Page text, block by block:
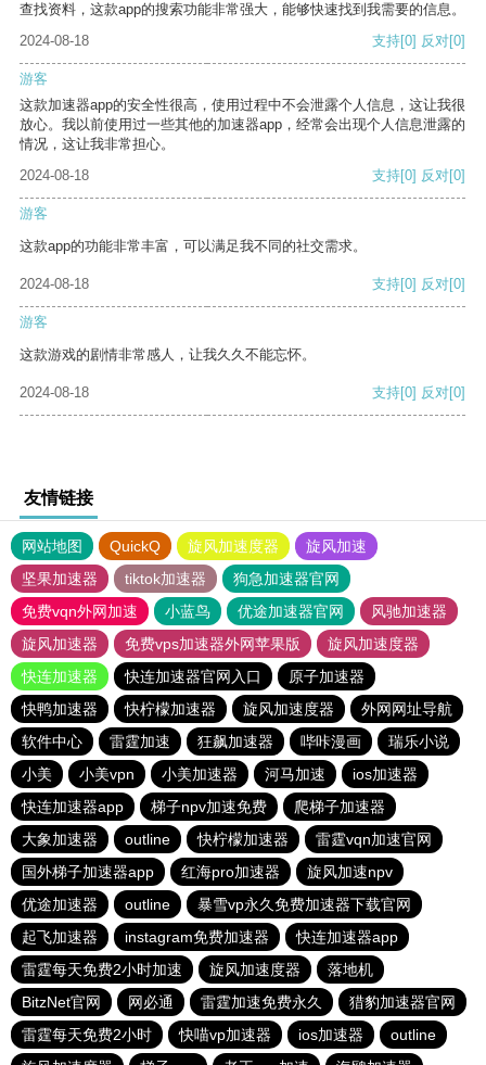
查找资料，这款app的搜索功能非常强大，能够快速找到我需要的信息。
2024-08-18
支持[0] 反对[0]
游客
这款加速器app的安全性很高，使用过程中不会泄露个人信息，这让我很
放心。我以前使用过一些其他的加速器app，经常会出现个人信息泄露的
情况，这让我非常担心。
2024-08-18
支持[0] 反对[0]
游客
这款app的功能非常丰富，可以满足我不同的社交需求。
2024-08-18 支持[0] 反对[0]
游客
这款游戏的剧情非常感人，让我久久不能忘怀。
2024-08-18 支持[0] 反对[0]
友情链接
网站地图 QuickQ 旋风加速度器
旋风加速
坚果加速器
tiktok加速器
狗急加速器官网
免费vqn外网加速
小蓝鸟 优途加速器官网
风驰加速器
旋风加速器
免费vps加速器外网苹果版
旋风加速度器
快连加速器
快连加速器官网入口
原子加速器
快鸭加速器
快柠檬加速器 旋风加速度器
外网网址导航
软件中心
雷霆加速 狂飙加速器 哔咔漫画
瑞乐小说
小美
小美vpn 小美加速器 河马加速
ios加速器
快连加速器app
梯子npv加速免费
爬梯子加速器
大象加速器
outline 快柠檬加速器
雷霆vqn加速官网
国外梯子加速器app
红海pro加速器
旋风加速npv
优途加速器
outline
暴雪vp永久免费加速器下载官网
起飞加速器
instagram免费加速器
快连加速器app
雷霆每天免费2小时加速
旋风加速度器
落地机
BitzNet官网
网必通 雷霆加速免费永久
猎豹加速器官网
雷霆每天免费2小时
快喵vp加速器 ios加速器
outline